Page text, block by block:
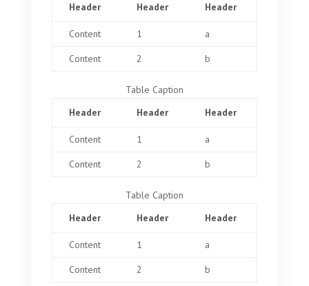
Header
Header Header
Content 1
a
Content
2 b
Table Caption
Header
Header Header
Content 1
a
Content
2 b
Table Caption
Header
Header Header
Content 1
a
Content
2 b